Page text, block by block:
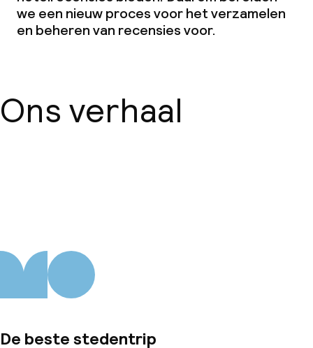
we een nieuw proces voor het verzamelen
en beheren van recensies voor.
Ons verhaal
De beste stedentrip